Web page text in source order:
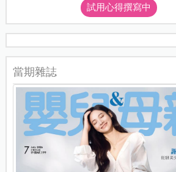
試用心得撰寫中
當期雜誌